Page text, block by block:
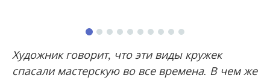
Художник говорит, что эти виды кружек
спасали мастерскую во все времена. В чем же